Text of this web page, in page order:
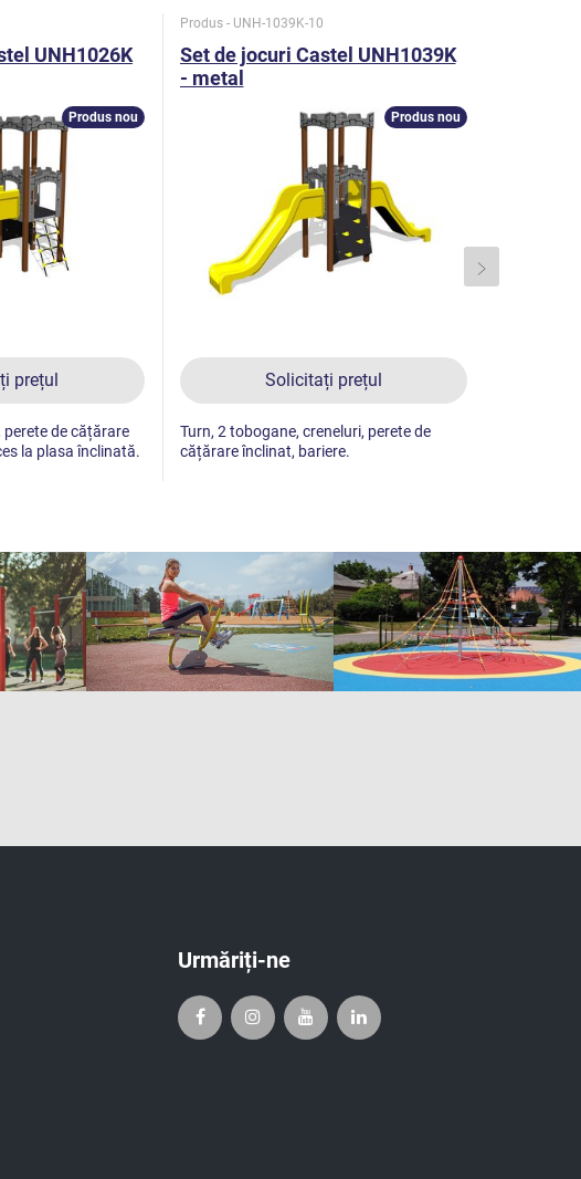
UNH1026K
prețul
Produs nou
de cățărare
la plasa înclinată.
Produs - UNH-1039K-10
Set de jocuri Castel UNH1039K
- metal
Solicitați prețul
Produs nou
Turn, 2 tobogane, creneluri, perete de
cățărare înclinat, bariere.
Urmăriți-ne